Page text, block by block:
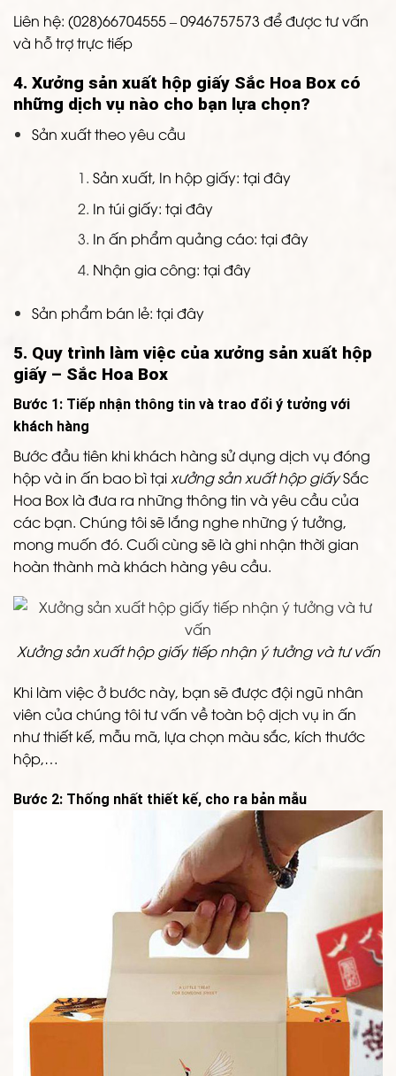
Liên hệ: (028)66704555 – 0946757573 để được tư vấn
và hỗ trợ trực tiếp
4. Xưởng sản xuất hộp giấy Sắc Hoa Box có
những dịch vụ nào cho bạn lựa chọn?
Sản xuất theo yêu cầu
Sản xuất, In hộp giấy: tại đây
In túi giấy: tại đây
In ấn phẩm quảng cáo: tại đây
Nhận gia công: tại đây
Sản phẩm bán lẻ: tại đây
5. Quy trình làm việc của xưởng sản xuất hộp
giấy – Sắc Hoa Box
Bước 1: Tiếp nhận thông tin và trao đổi ý tưởng với
khách hàng
Bước đầu tiên khi khách hàng sử dụng dịch vụ đóng
hộp và in ấn bao bì tại xưởng sản xuất hộp giấySắc
Hoa Box là đưa ra những thông tin và yêu cầu của
các bạn. Chúng tôi sẽ lắng nghe những ý tưởng,
mong muốn đó. Cuối cùng sẽ là ghi nhận thời gian
hoàn thành mà khách hàng yêu cầu.
Xưởng sản xuất hộp giấy tiếp nhận ý tưởng và tư vấn
Khi làm việc ở bước này, bạn sẽ được đội ngũ nhân
viên của chúng tôi tư vấn về toàn bộ dịch vụ in ấn
như thiết kế, mẫu mã, lựa chọn màu sắc, kích thước
hộp,…
Bước 2: Thống nhất thiết kế, cho ra bản mẫu